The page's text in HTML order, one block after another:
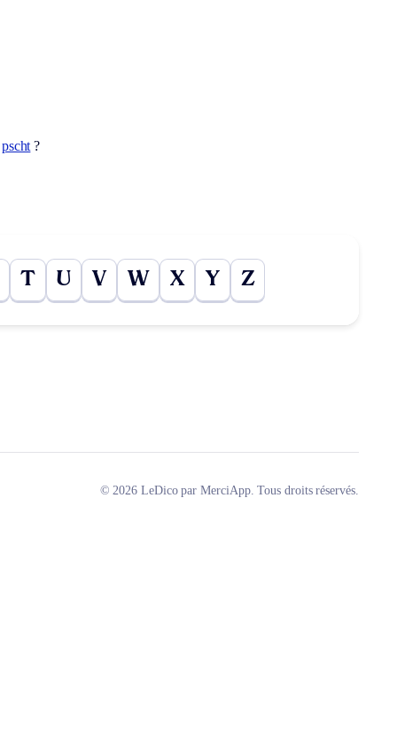
pscht ?
T U V W X Y Z
© 2026 LeDico par MerciApp. Tous droits réservés.